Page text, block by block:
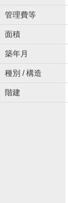
管理費等
面積
築年月
種別 / 構造
階建